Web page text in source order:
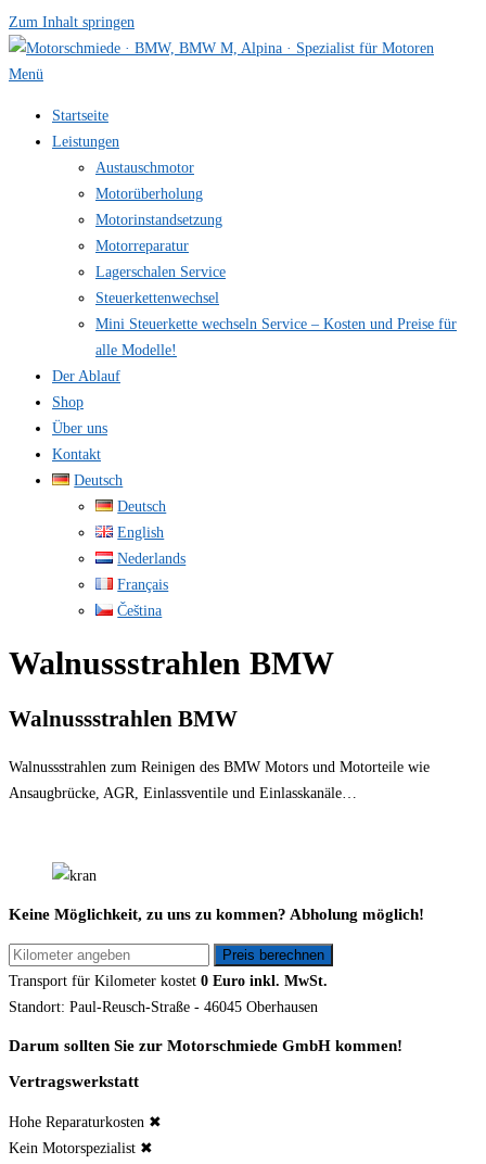
Zum Inhalt springen
Menü
Startseite
Leistungen
Austauschmotor
Motorüberholung
Motorinstandsetzung
Motorreparatur
Lagerschalen Service
Steuerkettenwechsel
Mini Steuer­kette wechseln Service – Kosten und Preise für
alle Modelle!
Der Ablauf
Shop
Über uns
Kontakt
Deutsch
Deutsch
English
Nederlands
Français
Čeština
Walnussstrahlen BMW
Walnussstrahlen BMW
Walnussstrahlen zum Reinigen des BMW Motors und Motorteile wie
Ansaugbrücke, AGR, Einlassventile und Einlasskanäle…
Keine Möglichkeit, zu uns zu kommen? Abholung möglich!
Transport für Kilometer kostet 0 Euro inkl. MwSt.
Standort: Paul-Reusch-Straße - 46045 Oberhausen
Darum sollten Sie zur Motorschmiede GmbH kommen!
Vertragswerkstatt
Hohe Reparaturkosten ✖
Kein Motorspezialist ✖